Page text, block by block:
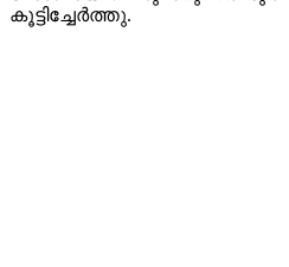
കൂട്ടിച്ചേര്‍ത്തു.